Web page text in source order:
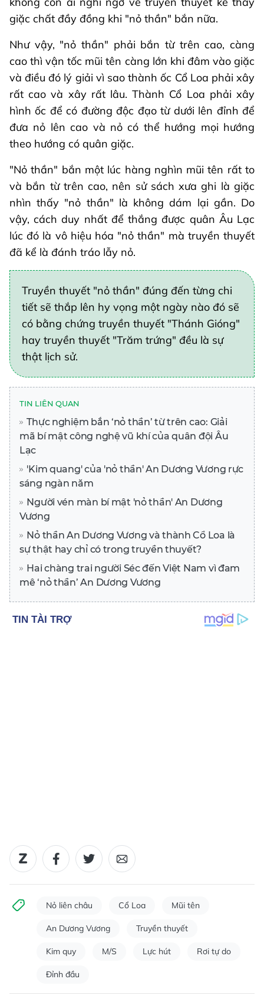
giặc chất đầy đồng khi "nỏ thần" bắn nữa.
Như vậy, "nỏ thần" phải bắn từ trên cao, càng
cao thì vận tốc mũi tên càng lớn khi đâm vào giặc
và điều đó lý giải vì sao thành ốc Cổ Loa phải xây
rất cao và xây rất lâu. Thành Cổ Loa phải xây
hình ốc để có đường độc đạo từ dưới lên đỉnh để
đưa nỏ lên cao và nỏ có thể hướng mọi hướng
theo hướng có quân giặc.
"Nỏ thần" bắn một lúc hàng nghìn mũi tên rất to
và bắn từ trên cao, nên sử sách xưa ghi là giặc
nhìn thấy "nỏ thần" là không dám lại gần. Do
vậy, cách duy nhất để thắng được quân Âu Lạc
lúc đó là vô hiệu hóa "nỏ thần" mà truyền thuyết
đã kể là đánh tráo lẫy nỏ.
Truyền thuyết "nỏ thần" đúng đến từng chi
tiết sẽ thắp lên hy vọng một ngày nào đó sẽ
có bằng chứng truyền thuyết "Thánh Gióng"
hay truyền thuyết "Trăm trứng" đều là sự
thật lịch sử.
TIN LIÊN QUAN
Thực nghiệm bắn ‘nỏ thần’ từ trên cao: Giải
mã bí mật công nghệ vũ khí của quân đội Âu
Lạc
'Kim quang' của 'nỏ thần' An Dương Vương rực
sáng ngàn năm
Người vén màn bí mật 'nỏ thần' An Dương
Vương
Nỏ thần An Dương Vương và thành Cổ Loa là
sự thật hay chỉ có trong truyền thuyết?
Hai chàng trai người Séc đến Việt Nam vì đam
mê ‘nỏ thần’ An Dương Vương
Nỏ liên châu Cổ Loa Mũi tên
An Dương Vương Truyền thuyết
Kim quy M/S Lực hút Rơi tự do
Đỉnh đầu